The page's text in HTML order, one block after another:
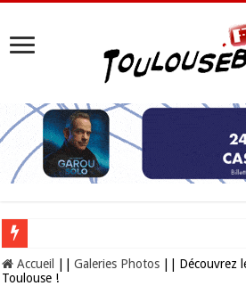
Les Nocturnes de la Cité de l’espace 2026 :
Accueil Galeries Photos
Découvrez
Toulouse !